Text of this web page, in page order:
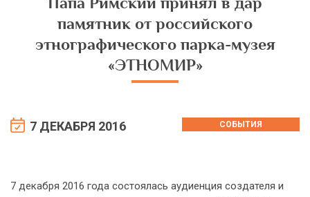
памятник от российского
этнографического парка-музея
«ЭТНОМИР»
7 ДЕКАБРЯ 2016 СОБЫТИЯ
7 декабря 2016 года состоялась аудиенция создателя и